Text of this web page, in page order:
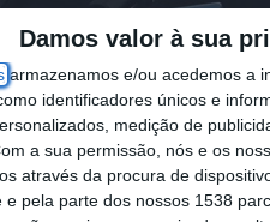
Damos valor à sua
armazenamos e/ou acedemos a
identificadores únicos e
medição de
a sua permissão, nós e os
através da procura de
pela parte dos nossos 1538